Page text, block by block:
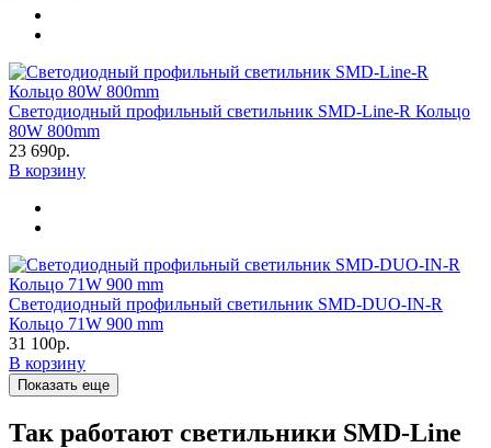
Светодиодный профильный светильник SMD-Line-R Кольцо
80W 800mm
23 690р.
В корзину
Светодиодный профильный светильник SMD-DUO-IN-R
Кольцо 71W 900 mm
31 100р.
В корзину
Показать еще
Так работают светильники SMD-Line